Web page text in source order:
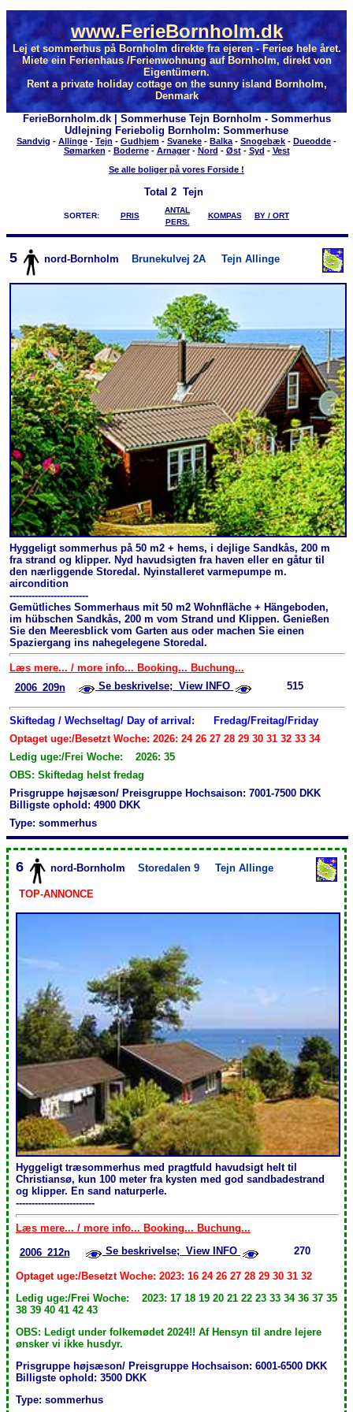
www.FerieBornholm.dk
Lej et sommerhus på Bornholm direkte fra ejeren - Ferieø hele året.
Miete ein Ferienhaus /Ferienwohnung auf Bornholm, direkt von
Eigentümern.
Rent a private holiday cottage on the sunny island Bornholm,
Denmark
FerieBornholm.dk | Sommerhuse Tejn Bornholm - Sommerhus
Udlejning Feriebolig Bornholm: Sommerhuse
Sandvig - Allinge - Tejn - Gudhjem - Svaneke - Balka - Snogebæk - Dueodde -
Sømarken - Boderne- Arnager- Nord - Øst- Syd - Vest
Se alle boliger på vores Forside !
Total 2 Tejn
SORTER: PRIS
ANTAL
PERS.
KOMPAS BY / ORT
5 nord-Bornholm Brunekulvej 2A Tejn Allinge
Hyggeligt sommerhus på 50 m2 + hems, i dejlige Sandkås, 200 m
fra strand og klipper. Nyd havudsigten fra haven eller en gåtur til
den nærliggende Storedal. Nyinstalleret varmepumpe m.
aircondition
-------------------------
Gemütliches Sommerhaus mit 50 m2 Wohnfläche + Hängeboden,
im hübschen Sandkås, 200 m vom Strand und Klippen. Genießen
Sie den Meeresblick vom Garten aus oder machen Sie einen
Spaziergang ins nahegelegene Storedal.
Læs mere... / more info... Booking... Buchung...
2006_209n
Se beskrivelse; View INFO 515
Skiftedag / Wechseltag/ Day of arrival:
Fredag/Freitag/Friday
Optaget uge:/Besetzt Woche: 2026: 24 26 27 28 29 30 31 32 33 34
Ledig uge:/Frei Woche: 2026: 35
OBS: Skiftedag helst fredag
Prisgruppe højsæson/ Preisgruppe Hochsaison: 7001-7500 DKK
Billigste ophold: 4900 DKK
Type: sommerhus
6 nord-Bornholm Storedalen 9 Tejn Allinge
TOP-ANNONCE
Hyggeligt træsommerhus med pragtfuld havudsigt helt til
Christiansø, kun 100 meter fra kysten med god sandbadestrand
og klipper. En sand naturperle.
-------------------------
Læs mere... / more info... Booking... Buchung...
2006_212n Se beskrivelse; View INFO 270
Optaget uge:/Besetzt Woche: 2023: 16 24 26 27 28 29 30 31 32
Ledig uge:/Frei Woche: 2023: 17 18 19 20 21 22 23 33 34 36 37 35
38 39 40 41 42 43
OBS: Ledigt under folkemødet 2024!! Af Hensyn til andre lejere
ønsker vi ikke husdyr.
Prisgruppe højsæson/ Preisgruppe Hochsaison: 6001-6500 DKK
Billigste ophold: 3500 DKK
Type: sommerhus